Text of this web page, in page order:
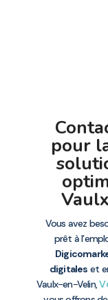
pour
Vous avez
prêt à
digitales et
Vaulx-en-Velin,